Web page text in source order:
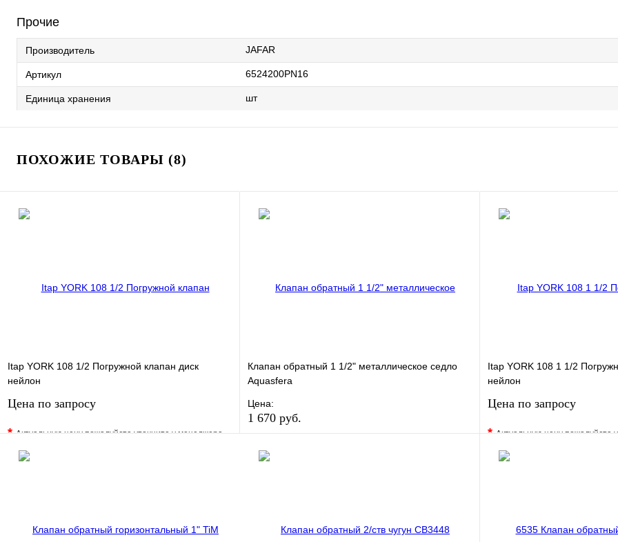
Прочие
Производитель JAFAR
Артикул 6524200PN16
Единица хранения шт
ПОХОЖИЕ ТОВАРЫ (8)
Itap YORK 108 1/2 Погружной клапан диск
нейлон
Цена по запросу
*Актуальную цену пожалуйста уточните у менеджера
В избранное
Клапан обратный 1 1/2" металлическое седло
Aquasfera
Цена:
1 670 руб.
Купить в 1 клик
Itap YORK 108 1 1/2
нейлон
Цена по запросу
*Актуальную цену пожалуйста
В избранное